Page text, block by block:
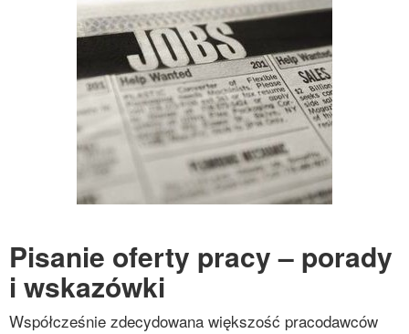
Pisanie oferty pracy – porady
i wskazówki
Współcześnie zdecydowana większość pracodawców